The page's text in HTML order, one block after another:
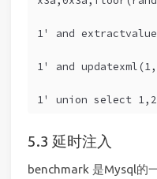
1' and
1' and
1' union select
延时注入
benchmark 是Mysql的